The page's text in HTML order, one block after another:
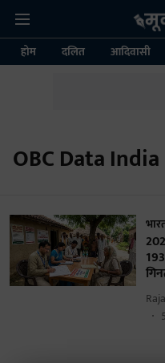
होम दलित आदिवासी
OBC Data India
5